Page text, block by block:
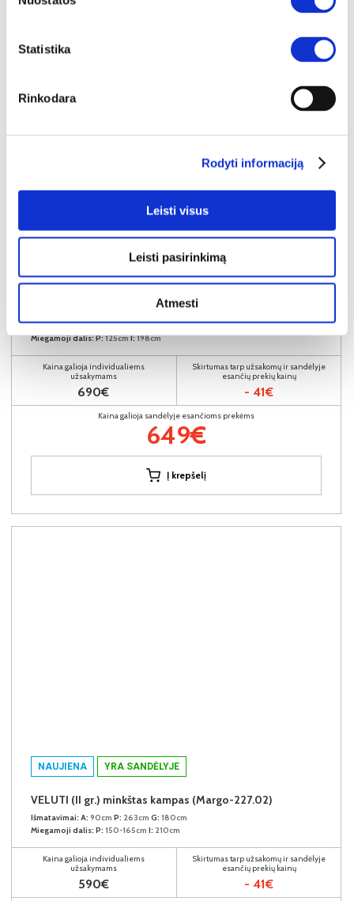
Statistika
Rinkodara
Rodyti informaciją
Leisti visus
Leisti pasirinkimą
Atmesti
NAUJIENA YRA SANDĖLYJE
EVRON (II gr.) minkštas kampas (Amari-953)
Išmatavimai:A:85-95cmP:234cmG:165cm
Miegamoji dalis:P:125cmI:198cm
Kaina galioja individualiems
užsakymams
690€
Skirtumas tarp užsakomų ir sandėlyje
esančių prekių kainų
- 41€
Kaina galioja sandėlyje esančioms prekėms
649€
Į krepšelį
NAUJIENA YRA SANDĖLYJE
VELUTI (II gr.) minkštas kampas (Margo-227.02)
Išmatavimai: A: 90cm P: 263cm G: 180cm
Miegamoji dalis: P: 150-165cm I: 210cm
Kaina galioja individualiems
užsakymams
590€
Skirtumas tarp užsakomų ir sandėlyje
esančių prekių kainų
- 41€